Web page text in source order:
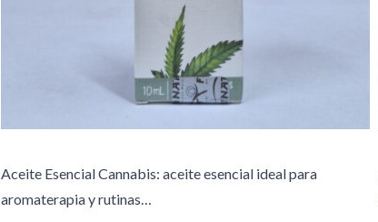
Aceite Esencial Cannabis: aceite esencial ideal para
aromaterapia y rutinas…